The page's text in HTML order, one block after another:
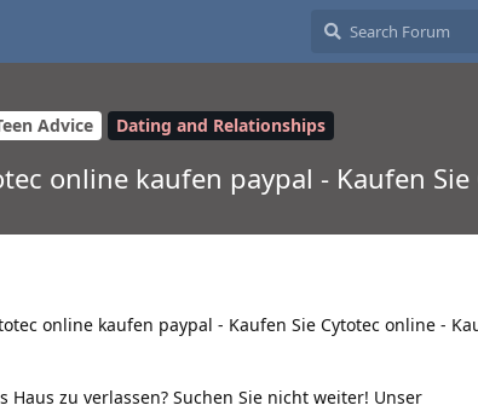
Advice Dating and Relationships
online kaufen paypal - Kaufen
online kaufen paypal - Kaufen Sie Cytotec online -
zu verlassen? Suchen Sie nicht weiter! Unser